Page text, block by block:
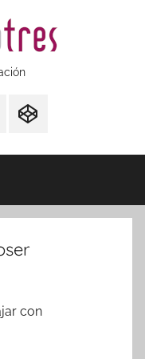
CodepenIO
con